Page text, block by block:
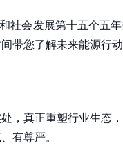
社会发展第十五个五
带您了解未来能源行
，真正重塑行业生态
有尊严。